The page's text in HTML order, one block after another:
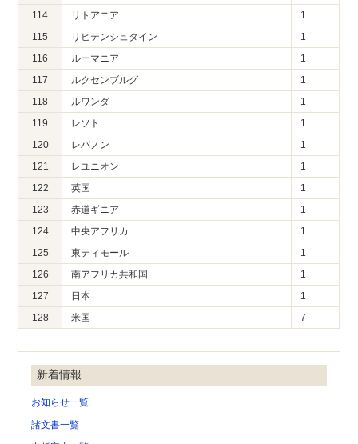
114
リトアニア
1
115
リヒテンシュタイン
1
116
ルーマニア
1
117
ルクセンブルグ
1
118
ルワンダ
1
119
レソト
1
120
レバノン
1
121
レユニオン
1
122
英国
1
123
赤道ギニア
1
124
中央アフリカ
1
125
東ティモール
1
126
南アフリカ共和国
1
127
日本
1
128
米国 7
新着情報
お知らせ一覧
諸文書一覧